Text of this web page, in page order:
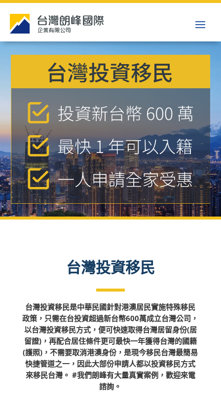
台灣投資移民
台灣投資移民是中華民國針對港澳居民實施特殊移民
政策，只需在台投資超過新台幣600萬成立台灣公司，
以台灣投資移民方式，便可快速取得台灣居留身份(居
留證)，再配合居住條件更可最快一年獲得台灣的國籍
(護照)，不需要取消港澳身份，是現今移民台灣最簡易
快捷管道之一，因此大部份申請人都以投資移民方式
來移民台灣。 #我們朗峰有大量真實案例，歡迎來電
諮詢。